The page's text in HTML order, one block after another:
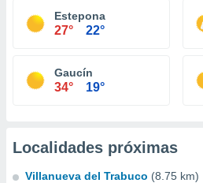
Estepona
27° 22°
Gaucín
34° 19°
Localidades próximas
Villanueva del Trabuco (8.75 km)